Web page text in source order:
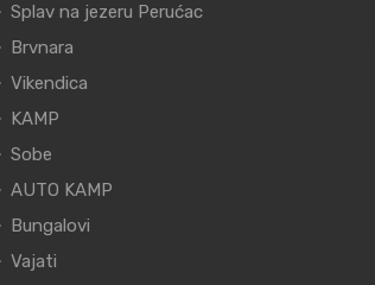
Splav na jezeru Perućac
Brvnara
Vikendica
KAMP
Sobe
AUTO KAMP
Bungalovi
Vajati